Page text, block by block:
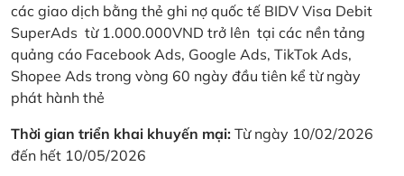
các giao dịch bằng thẻ ghi nợ quốc tế BIDV Visa Debit
SuperAds từ 1.000.000VND trở lên tại các nền tảng
quảng cáo Facebook Ads, Google Ads, TikTok Ads,
Shopee Ads trong vòng 60 ngày đầu tiên kể từ ngày
phát hành thẻ
Thời gian triển khai khuyến mại: Từ ngày 10/02/2026
đến hết 10/05/2026